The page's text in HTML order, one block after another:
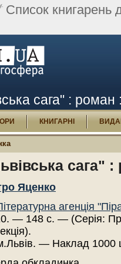
Список книгарень
сага" : роман
КНИГАРНІ
сага"
Яценко
агенція
— 148 с. — (Серія:
— Наклад 1000